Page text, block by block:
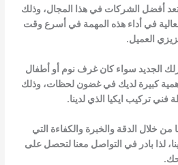
أفضل الشركات في هذا المجال، وذلك
في أداء هذه المهمة في أسرع وقت
العميل.
الجديد سواء كان غرف نوم أو أطفال
كبيرة لديك في غضون لحظات، وذلك
فني تركيب ايكيا الذي لدينا.
من خلال الدقة والخبرة والكفاءة التي
لذا بادر في التواصل معنا لتحصل على